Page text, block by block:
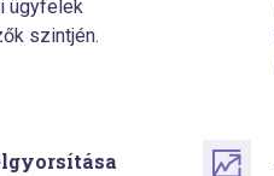
ügyfelek
szintjén.